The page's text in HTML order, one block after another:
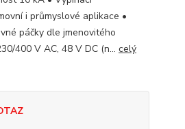
i průmyslové aplikace •
páčky dle jmenovitého
400 V AC, 48 V DC (n... celý